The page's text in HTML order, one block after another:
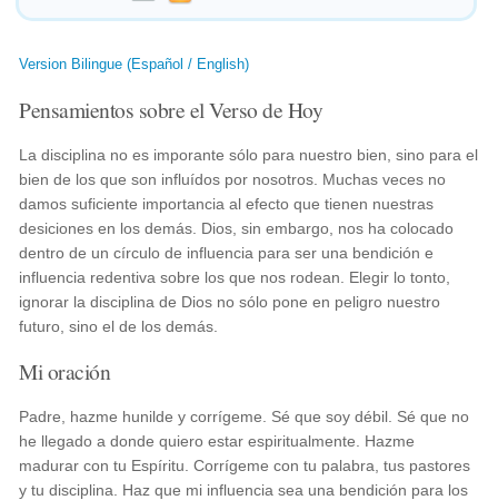
Version Bilingue (Español / English)
Pensamientos sobre el Verso de Hoy
La disciplina no es imporante sólo para nuestro bien, sino para el
bien de los que son influídos por nosotros. Muchas veces no
damos suficiente importancia al efecto que tienen nuestras
desiciones en los demás. Dios, sin embargo, nos ha colocado
dentro de un círculo de influencia para ser una bendición e
influencia redentiva sobre los que nos rodean. Elegir lo tonto,
ignorar la disciplina de Dios no sólo pone en peligro nuestro
futuro, sino el de los demás.
Mi oración
Padre, hazme hunilde y corrígeme. Sé que soy débil. Sé que no
he llegado a donde quiero estar espiritualmente. Hazme
madurar con tu Espíritu. Corrígeme con tu palabra, tus pastores
y tu disciplina. Haz que mi influencia sea una bendición para los